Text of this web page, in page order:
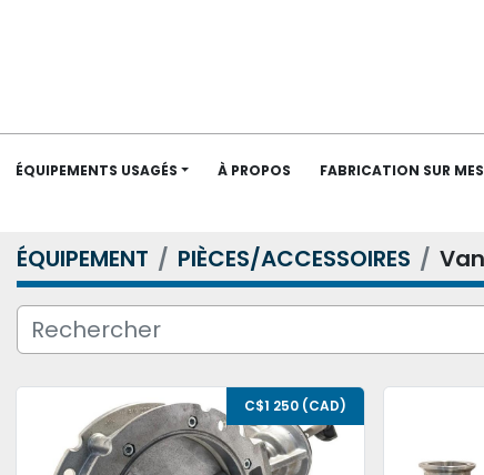
ÉQUIPEMENTS USAGÉS À PROPOS FABRICATION SUR
ÉQUIPEMENT PIÈCES/ACCESSOIRES
C$1 250 (CAD)